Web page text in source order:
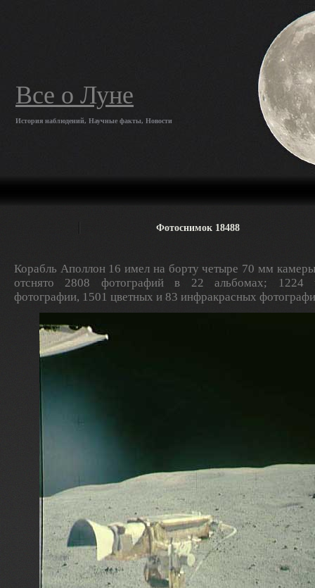
Все о Луне
История наблюдений, Научные факты, Новости
Фотоснимок 18488
Корабль Аполлон 16 имел на борту четыре 70 мм
отснято 2808 фотографий в 22 альбомах; 1224
фотографии, 1501 цветных и 83 инфракрасных